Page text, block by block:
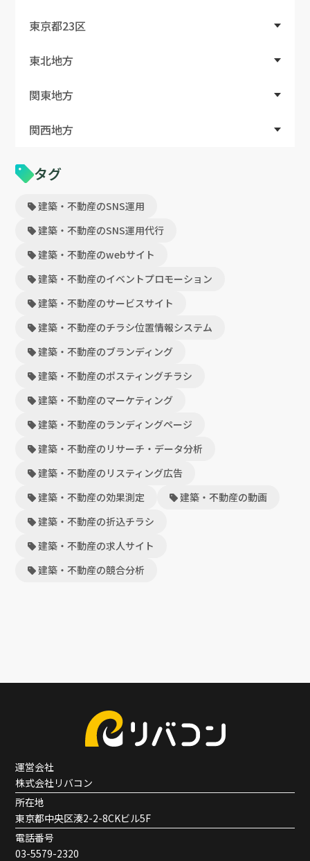
東京都23区
東北地方
関東地方
関西地方
タグ
建築・不動産のSNS運用
建築・不動産のSNS運用代行
建築・不動産のwebサイト
建築・不動産のイベントプロモーション
建築・不動産のサービスサイト
建築・不動産のチラシ位置情報システム
建築・不動産のブランディング
建築・不動産のポスティングチラシ
建築・不動産のマーケティング
建築・不動産のランディングページ
建築・不動産のリサーチ・データ分析
建築・不動産のリスティング広告
建築・不動産の効果測定
建築・不動産の動画
建築・不動産の折込チラシ
建築・不動産の求人サイト
建築・不動産の競合分析
運営会社
株式会社リバコン
所在地
東京都中央区湊2-2-8CKビル5F
電話番号
03-5579-2320